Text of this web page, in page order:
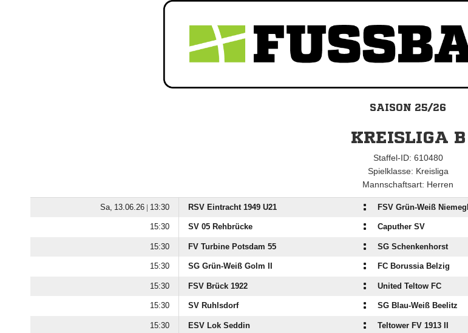
SAISON 25/26
KREISLIGA B
Staffel-ID: 610480
Spielklasse: Kreisliga
Mannschaftsart: Herren
  |  RSV Eintracht 1949 U21 : FSV Grün-Weiß
 SV 05 Rehbrücke : Caputher SV
 FV Turbine Potsdam 55 : SG Schenkenhorst
 SG Grün-Weiß Golm II : FC Borussia Belzig
 FSV Brück 1922 : United Teltow FC
 SV Ruhlsdorf : SG Blau-Weiß Beelitz
 ESV Lok Seddin : Teltower FV 1913 II